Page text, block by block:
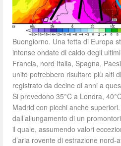
Buongiorno. Una fetta di Europa
intense ondate di caldo degli
Francia, nord Italia, Spagna,
unito potrebbero risultare più alti
registrato da decine di anni a
Si prevedono 35°C a Londra,
Madrid con picchi anche
dall’allungamento di un
il quale, assumendo valori
d’aria rovente di estrazione nord-